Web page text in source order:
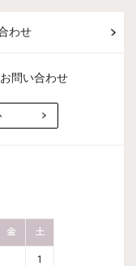
わせ
問い合わせ
金 土
1